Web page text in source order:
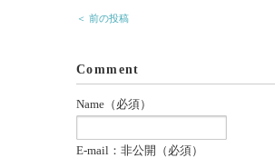
＜ 前の投稿
Comment
Name（必須）
E-mail：非公開（必須）